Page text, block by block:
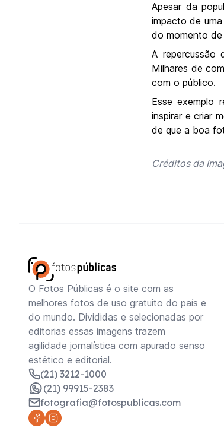
Apesar da
impacto de
do momento de
A repercussão
Milhares de
com o público.
Esse exemplo
inspirar e criar
de que a boa
Créditos da
O Fotos Públicas é o site com as
melhores fotos de uso gratuito do país e
do mundo. Divididas e selecionadas por
editorias essas imagens trazem
agilidade jornalística com apurado senso
estético e editorial.
(21) 3212-1000
(21) 99915-2383
fotografia@fotospublicas.com